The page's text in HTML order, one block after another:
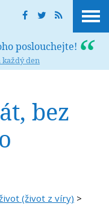
poslouchejte!
každý den
bez
(život z víry) >